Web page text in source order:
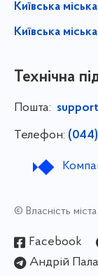
Київська
Київська
Технічна
Пошта:
Телефон:
© Власність
Facebook
Андрій